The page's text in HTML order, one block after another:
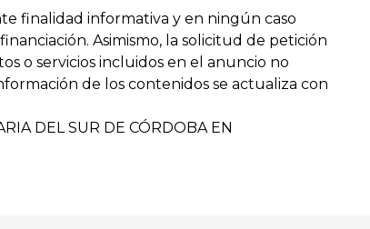
finalidad informativa y en ningún caso
Asimismo, la solicitud de petición
o servicios incluidos en el anuncio no
de los contenidos se actualiza con
DEL SUR DE CÓRDOBA EN